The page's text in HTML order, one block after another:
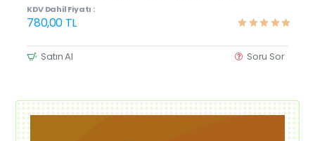
KDV Dahil Fiyatı :
780,00 TL
Satın Al Soru Sor